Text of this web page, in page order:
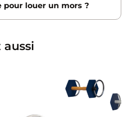
pour louer un mors ?
aussi